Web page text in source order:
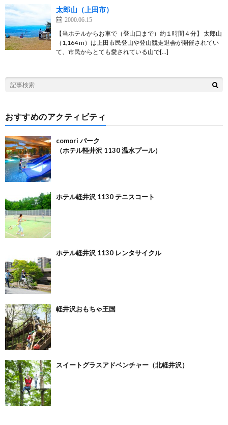
太郎山（上田市）
2000.06.15
【当ホテルからお車で（登山口まで）約１時間４分】 太郎山
（1,164 m）は上田市民登山や登山競走退会が開催されてい
て、市民からとても愛されている山で[…]
おすすめのアクティビティ
comori パーク
（ホテル軽井沢 1130 温水プール）
ホテル軽井沢 1130 テニスコート
ホテル軽井沢 1130 レンタサイクル
軽井沢おもちゃ王国
スイートグラスアドベンチャー（北軽井沢）